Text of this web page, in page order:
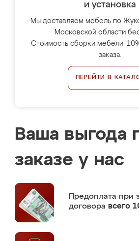
и установка
Мы доставляем мебель по
Московской области
Стоимость сборки мебели:
заказа.
ПЕРЕЙТИ В
Ваша выгода
заказе у нас
Предоплата при
договора всего